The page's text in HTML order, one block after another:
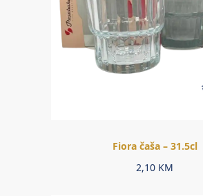
Fiora čaša – 31.5cl
2,10 KM